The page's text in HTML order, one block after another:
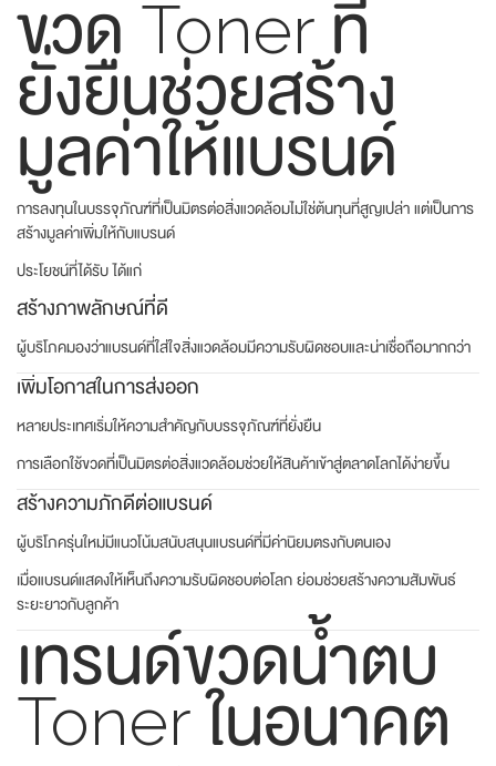
ขวด Toner ที่
ยั่งยืนช่วยสร้าง
มูลค่าให้แบรนด์
การลงทุนในบรรจุภัณฑ์ที่เป็นมิตรต่อสิ่งแวดล้อมไม่ใช่ต้นทุนที่สูญเปล่า แต่เป็นการ
สร้างมูลค่าเพิ่มให้กับแบรนด์
ประโยชน์ที่ได้รับ ได้แก่
สร้างภาพลักษณ์ที่ดี
ผู้บริโภคมองว่าแบรนด์ที่ใส่ใจสิ่งแวดล้อมมีความรับผิดชอบและน่าเชื่อถือมากกว่า
เพิ่มโอกาสในการส่งออก
หลายประเทศเริ่มให้ความสำคัญกับบรรจุภัณฑ์ที่ยั่งยืน
การเลือกใช้ขวดที่เป็นมิตรต่อสิ่งแวดล้อมช่วยให้สินค้าเข้าสู่ตลาดโลกได้ง่ายขึ้น
สร้างความภักดีต่อแบรนด์
ผู้บริโภครุ่นใหม่มีแนวโน้มสนับสนุนแบรนด์ที่มีค่านิยมตรงกับตนเอง
เมื่อแบรนด์แสดงให้เห็นถึงความรับผิดชอบต่อโลก ย่อมช่วยสร้างความสัมพันธ์
ระยะยาวกับลูกค้า
เทรนด์ขวดน้ำตบ
Toner ในอนาคต